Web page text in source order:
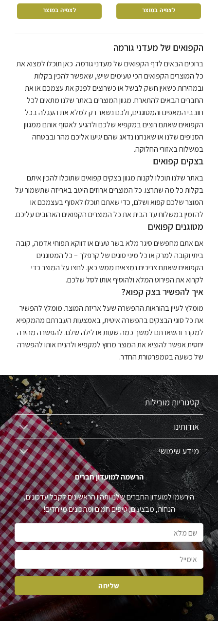
לצפיה במוצר לצפיה במוצר
הקפואים של מעדני גורמה
ברוכים הבאים לדף הקפואים של מעדני גורמה. כאן תוכלו למצוא את
כל המוצרים הקפואים הכי טעימים שיש, שאפשר להכין בקלות
ובמהירות כשאין חשק לבשל או כשרוצים לפנק את עצמכם או את
החברים הבאים להתארח. מגוון המוצרים באתר שלנו מתאים לכל
חובבי המאפים והמטוגנים, ולכם נשאר רק למלא את העגלה בכל
הקפואים שאתם רוצים במקפיא שלכם ולהגיע לאסוף אותם ממגוון
הסניפים שלנו או שאנחנו נדאג שהם יגיעו אליכם מהר ובבטחה
במשלוח באזורי החלוקה.
בצקים קפואים
באתר שלנו תוכלו לקנות מגוון בצקים קפואים שתוכלו להכין איתם
בקלות כל מה שתרצו. כל המוצרים ארוזים היטב באריזה שתשמור על
המוצר שלכם קפוא ושלם, כדי שאתם תוכלו לאסוף בעצמכם או
להזמין במשלוח עד הבית את כל המוצרים הקפואים האהובים עליכם.
מטוגנים קפואים
אם אתם מחפשים סיגר מלא בשר טעים או דווקא תפוחי אדמה, קובה
ביתי וקובה למרק או כל מיני סוגים של קרפלך – כל המטוגנים
הקפואים שאתם צריכים נמצאים ממש כאן. לחצו על המוצר כדי
לקרוא את הפירוט המלא ולהוסיף אותו לסל שלכם.
איך להפשיר בצק קפוא?
מומלץ לעיין בהוראות ההפשרה שעל אריזת המוצר. מומלץ להפשיר
את כל סוגי הבצקים בהפשרה איטית, באמצעות העברתם מהמקפיא
למקרר והשארתם למשך כמה שעות או לילה שלם. להפשרה מהירה
יחסית אפשר להוציא את המוצר מחוץ למקפיא ולהניח אותו להפשרה
של כשעה בטמפרטורת החדר.
קטגוריות מובילות
אודותינו
מידע שימושי
הרשמה למועדון חברים
הירשמו למועדון החברים שלנו ותהיו הראשונים לקבל עדכונים,
הנחות, מבצעים, טיפים חמים ומתכונים מיוחדים!